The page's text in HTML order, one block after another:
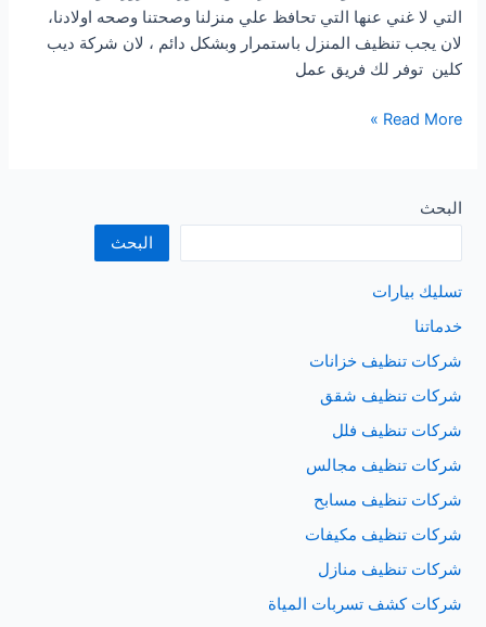
التي لا غني عنها التي تحافظ علي منزلنا وصحتنا وصحه اولادنا،
لان يجب تنظيف المنزل باستمرار وبشكل دائم ، لان شركة ديب
كلين توفر لك فريق عمل
شركة
للتنظيف
المنازل
عسير
Read More »
البحث
البحث
تسليك بيارات
خدماتنا
شركات تنظيف خزانات
شركات تنظيف شقق
شركات تنظيف فلل
شركات تنظيف مجالس
شركات تنظيف مسابح
شركات تنظيف مكيفات
شركات تنظيف منازل
شركات كشف تسربات المياة